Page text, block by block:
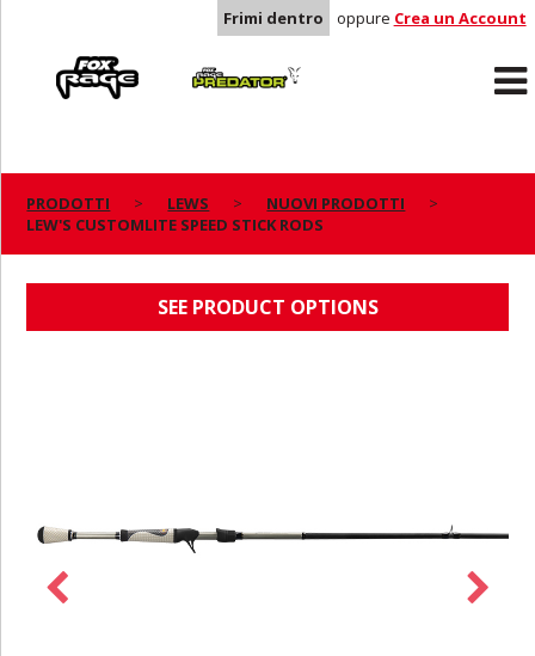
Frimi dentro oppure Crea un Account
Predator
PRODOTTI LEWS
NUOVI PRODOTTI
LEW'S CUSTOMLITE SPEED STICK RODS
SEE PRODUCT OPTIONS